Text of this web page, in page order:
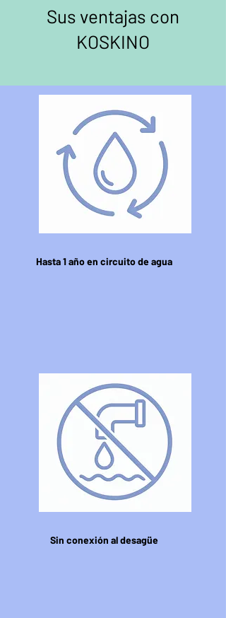
Sus ventajas con
KOSKINO
Hasta 1 año en circuito de agua
Sin conexión al desagüe